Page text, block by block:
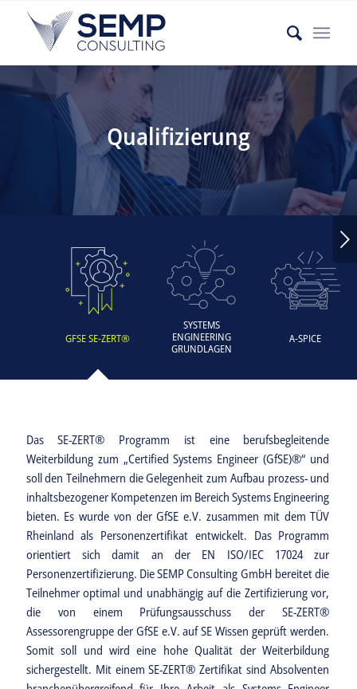
Qualifizierung
GFSE SE-ZERT®
SYSTEMS
ENGINEERING
GRUNDLAGEN
A-SPICE
DasSE-ZERT® Programm ist eine berufsbegleitende
Weiterbildung zum „Certified Systems Engineer (GfSE)®“ und
soll den Teilnehmern die Gelegenheit zum Aufbau prozess- und
inhaltsbezogener Kompetenzen im Bereich Systems Engineering
bieten. Es wurde von der GfSE e.V. zusammen mit dem TÜV
Rheinland als Personenzertifikat entwickelt. Das Programm
orientiert sich damit an der EN ISO/IEC 17024 zur
Personenzertifizierung. Die SEMP Consulting GmbH bereitet die
Teilnehmer optimal und unabhängig auf die Zertifizierung vor,
die von einem Prüfungsausschuss der SE-ZERT®
Assessorengruppe der GfSE e.V. auf SE Wissen geprüft werden.
Somit soll und wird eine hohe Qualität der Weiterbildung
sichergestellt. Mit einem SE-ZERT® Zertifikat sind Absolventen